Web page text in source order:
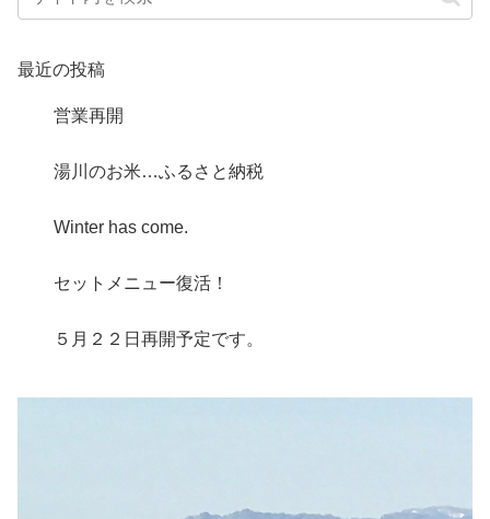
最近の投稿
営業再開
湯川のお米…ふるさと納税
Winter has come.
セットメニュー復活！
５月２２日再開予定です。